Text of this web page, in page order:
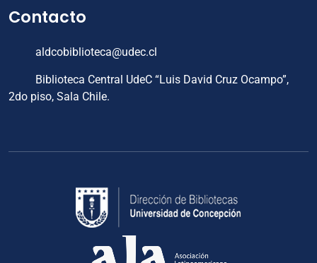
Contacto
aldcobiblioteca@udec.cl
Biblioteca Central UdeC “Luis David Cruz Ocampo”,
2do piso, Sala Chile.